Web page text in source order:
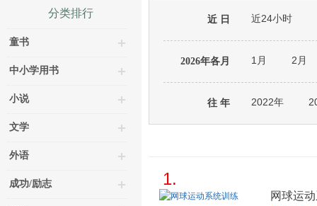
分类排行
童书
中小学用书
小说
文学
外语
成功/励志
近 日 近24小时
2026年各月 1月 2月
往 年 2022年
1.
网球运